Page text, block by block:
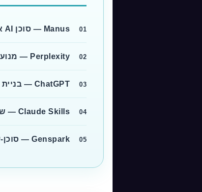
01 Manus — סוכן AI אוטונומי לביצוע משימות מלא
02 Perplexity — מנוע מחקר חכם עם ארכיטקטורת רב-מודלים
03 ChatGPT — בניית GPTs מותאמים אישית
04 Claude Skills — שכבת התאמה אישית חכמה לקלוד
05 Genspark — סוכן-על לביצוע משימות מקצה לקצה